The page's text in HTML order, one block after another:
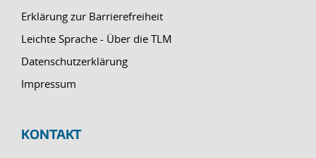
Erklärung zur Barrierefreiheit
Leichte Sprache - Über die TLM
Datenschutzerklärung
Impressum
KONTAKT